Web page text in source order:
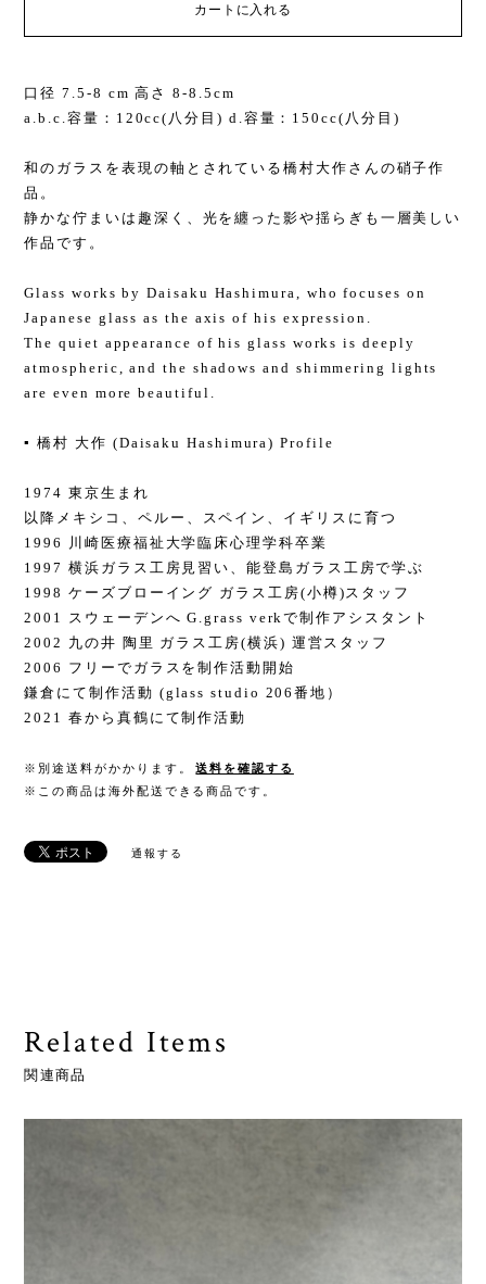
カートに入れる
口径 7.5-8 cm 高さ 8-8.5cm
a.b.c.容量：120cc(八分目) d.容量：150cc(八分目)
和のガラスを表現の軸とされている橋村大作さんの硝子作
品。
静かな佇まいは趣深く、光を纏った影や揺らぎも一層美しい
作品です。
Glass works by Daisaku Hashimura, who focuses on
Japanese glass as the axis of his expression.
The quiet appearance of his glass works is deeply
atmospheric, and the shadows and shimmering lights
are even more beautiful.
▪️ 橋村 大作 (Daisaku Hashimura) Profile
1974 東京生まれ
以降メキシコ、ペルー、スペイン、イギリスに育つ
1996 川崎医療福祉大学臨床心理学科卒業
1997 横浜ガラス工房見習い、能登島ガラス工房で学ぶ
1998 ケーズブローイング ガラス工房(小樽)スタッフ
2001 スウェーデンへ G.grass verkで制作アシスタント
2002 九の井 陶里 ガラス工房(横浜) 運営スタッフ
2006 フリーでガラスを制作活動開始
鎌倉にて制作活動 (glass studio 206番地）
2021 春から真鶴にて制作活動
※別途送料がかかります。
送料を確認する
※この商品は海外配送できる商品です。
通報する
Related Items
関連商品